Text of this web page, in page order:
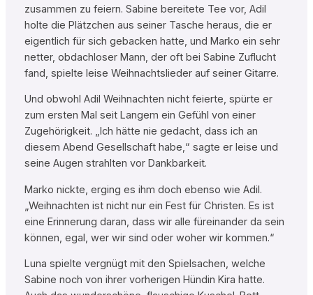
zusammen zu feiern. Sabine bereitete Tee vor, Adil
holte die Plätzchen aus seiner Tasche heraus, die er
eigentlich für sich gebacken hatte, und Marko ein sehr
netter, obdachloser Mann, der oft bei Sabine Zuflucht
fand, spielte leise Weihnachtslieder auf seiner Gitarre.
Und obwohl Adil Weihnachten nicht feierte, spürte er
zum ersten Mal seit Langem ein Gefühl von einer
Zugehörigkeit. „Ich hätte nie gedacht, dass ich an
diesem Abend Gesellschaft habe,“ sagte er leise und
seine Augen strahlten vor Dankbarkeit.
Marko nickte, erging es ihm doch ebenso wie Adil.
„Weihnachten ist nicht nur ein Fest für Christen. Es ist
eine Erinnerung daran, dass wir alle füreinander da sein
können, egal, wer wir sind oder woher wir kommen.“
Luna spielte vergnügt mit den Spielsachen, welche
Sabine noch von ihrer vorherigen Hündin Kira hatte.